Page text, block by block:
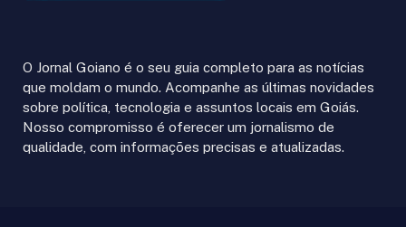
O Jornal Goiano é o seu guia completo para as notícias
que moldam o mundo. Acompanhe as últimas novidades
sobre política, tecnologia e assuntos locais em Goiás.
Nosso compromisso é oferecer um jornalismo de
qualidade, com informações precisas e atualizadas.